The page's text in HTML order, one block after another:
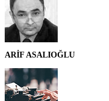
ARİF ASALIOĞLU